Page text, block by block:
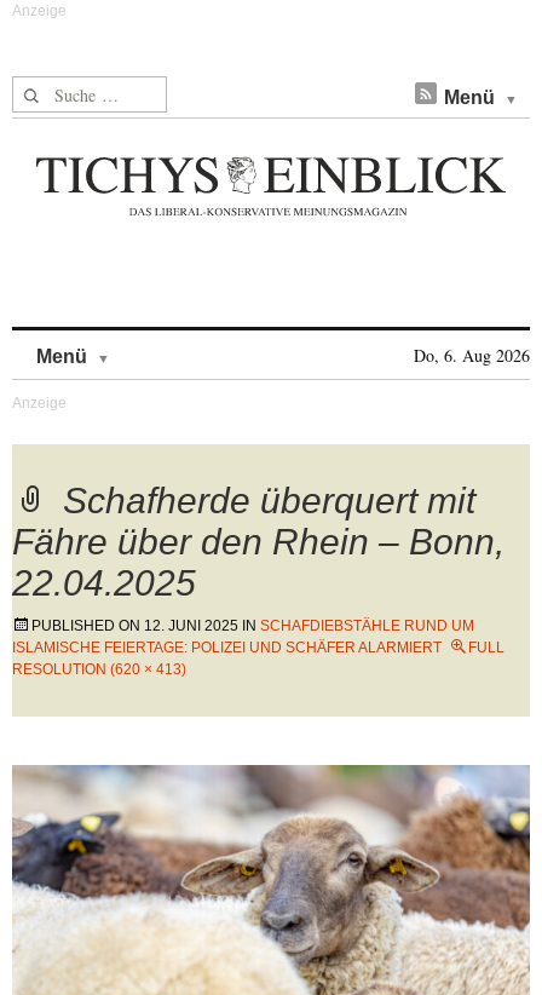
Suche nach: Menü
Menü Do, 6. Aug 2026
Schafherde überquert mit
Fähre über den Rhein – Bonn,
22.04.2025
PUBLISHED ON 12. JUNI 2025 IN SCHAFDIEBSTÄHLE RUND UM
ISLAMISCHE FEIERTAGE: POLIZEI UND SCHÄFER ALARMIERT
FULL
RESOLUTION (620 × 413)